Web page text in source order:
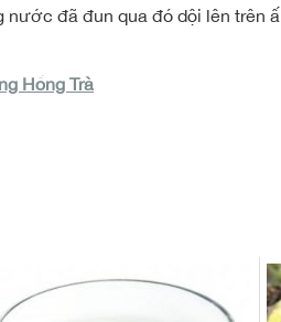
đã đun qua đó dội lên trên
Hồng Trà